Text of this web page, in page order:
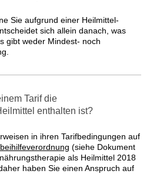
Sie aufgrund einer Heilmittel-
sich allein danach, was
gibt weder Mindest- noch
Tarif die
enthalten ist?
in ihren Tarifbedingungen auf
(siehe Dokument
als Heilmittel 2018
haben Sie einen Anspruch auf